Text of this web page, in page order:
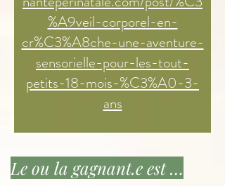
%A9veil-corporel-en-
cr%C3%A8che-une-aventure-
sensorielle-pour-les-tout-
petits-18-mois-%C3%A0-3-
ans
Le ou la gagnant.e est …